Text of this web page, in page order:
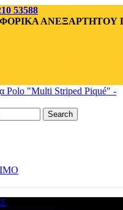
53588
ΑΝΕΞΑΡΤΗΤΟΥ
Search